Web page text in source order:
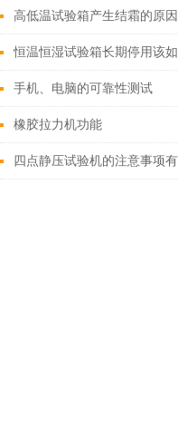
高低温试验箱产生结霜的原
手机、电脑的可靠性测试
橡胶拉力机功能
四点静压试验机的注意事项